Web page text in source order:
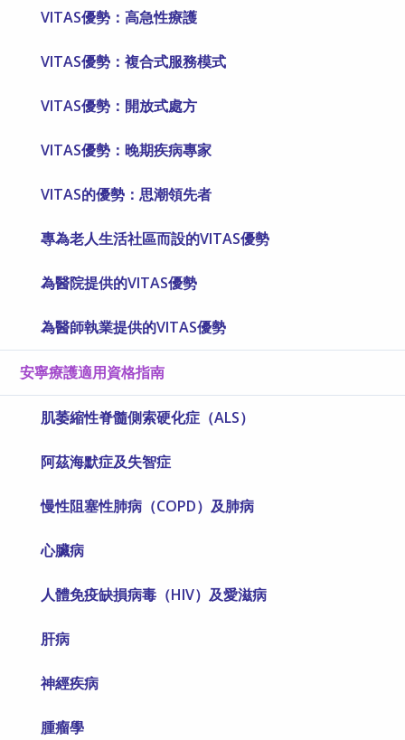
VITAS優勢：高急性療護
VITAS優勢：複合式服務模式
VITAS優勢：開放式處方
VITAS優勢：晚期疾病專家
VITAS的優勢：思潮領先者
專為老人生活社區而設的VITAS優勢
為醫院提供的VITAS優勢
為醫師執業提供的VITAS優勢
安寧療護適用資格指南
肌萎縮性脊髓側索硬化症（ALS）
阿茲海默症及失智症
慢性阻塞性肺病（COPD）及肺病
心臟病
人體免疫缺損病毒（HIV）及愛滋病
肝病
神經疾病
腫瘤學